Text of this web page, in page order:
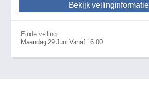
Bekijk veilinginformatie
Einde veiling
Maandag 29 Juni Vanaf 16:00